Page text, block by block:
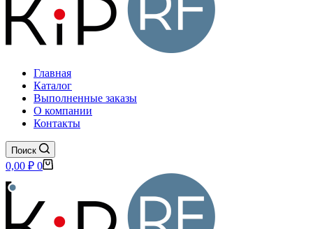
Главная
Каталог
Выполненные заказы
О компании
Контакты
Поиск
Корзина
0,00 ₽ 0